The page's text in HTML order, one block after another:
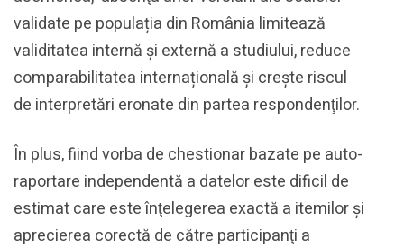
validate pe populația din România limitează
validitatea internă și externă a studiului, reduce
comparabilitatea internațională și crește riscul
de interpretări eronate din partea respondenţilor.
În plus, fiind vorba de chestionar bazate pe auto-
raportare independentă a datelor este dificil de
estimat care este înţelegerea exactă a itemilor şi
aprecierea corectă de către participanţi a